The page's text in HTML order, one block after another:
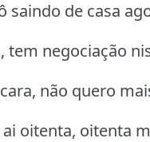
saindo de casa
tem negociação
não quero
ai oitenta, oitenta